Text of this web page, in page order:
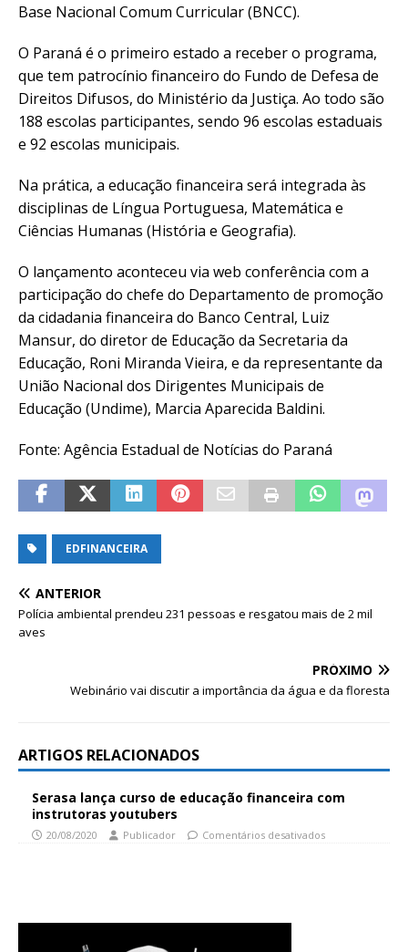
Base Nacional Comum Curricular (BNCC).
O Paraná é o primeiro estado a receber o programa,
que tem patrocínio financeiro do Fundo de Defesa de
Direitos Difusos, do Ministério da Justiça. Ao todo são
188 escolas participantes, sendo 96 escolas estaduais
e 92 escolas municipais.
Na prática, a educação financeira será integrada às
disciplinas de Língua Portuguesa, Matemática e
Ciências Humanas (História e Geografia).
O lançamento aconteceu via web conferência com a
participação do chefe do Departamento de promoção
da cidadania financeira do Banco Central, Luiz
Mansur, do diretor de Educação da Secretaria da
Educação, Roni Miranda Vieira, e da representante da
União Nacional dos Dirigentes Municipais de
Educação (Undime), Marcia Aparecida Baldini.
Fonte: Agência Estadual de Notícias do Paraná
EDFINANCEIRA
ANTERIOR
Polícia ambiental prendeu 231 pessoas e resgatou mais de 2 mil
aves
PRÓXIMO
Webinário vai discutir a importância da água e da floresta
ARTIGOS RELACIONADOS
Serasa lança curso de educação financeira com
instrutoras youtubers
20/08/2020 Publicador Comentários desativados